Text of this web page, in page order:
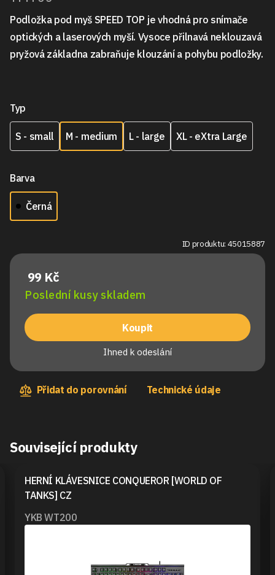
Podložka pod myš SPEED TOP je vhodná pro snímače
optických a laserových myší. Vysoce přilnavá neklouzavá
pryžová základna zabraňuje klouzání a pohybu podložky.
Typ
S - small M - medium L - large XL - eXtra Large
Barva
Černá
ID produktu: 45015887
99 Kč
Poslední kusy skladem
Koupit
Ihned k odeslání
Přidat do porovnání Technické údaje
Související produkty
HERNÍ KLÁVESNICE CONQUEROR [WORLD OF
TANKS] CZ
YKB WT200